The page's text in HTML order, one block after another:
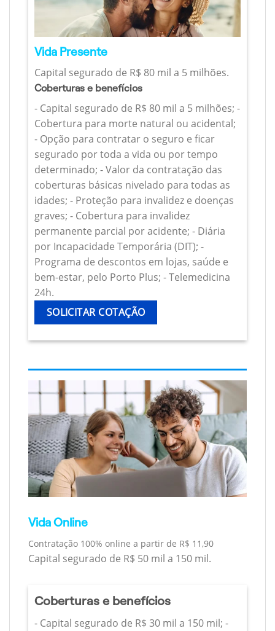
Vida Presente
Capital segurado de R$ 80 mil a 5 milhões.
Coberturas e benefícios
- Capital segurado de R$ 80 mil a 5 milhões; -
Cobertura para morte natural ou acidental;
- Opção para contratar o seguro e ficar
segurado por toda a vida ou por tempo
determinado; - Valor da contratação das
coberturas básicas nivelado para todas as
idades; - Proteção para invalidez e doenças
graves; - Cobertura para invalidez
permanente parcial por acidente; - Diária
por Incapacidade Temporária (DIT); -
Programa de descontos em lojas, saúde e
bem-estar, pelo Porto Plus; - Telemedicina
24h.
SOLICITAR COTAÇÃO
Vida Online
Contratação 100% online a partir de R$ 11,90
Capital segurado de R$ 50 mil a 150 mil.
Coberturas e benefícios
- Capital segurado de R$ 30 mil a 150 mil; -